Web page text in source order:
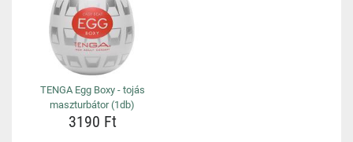
TENGA Egg Boxy - tojás
maszturbátor (1db)
3190 Ft